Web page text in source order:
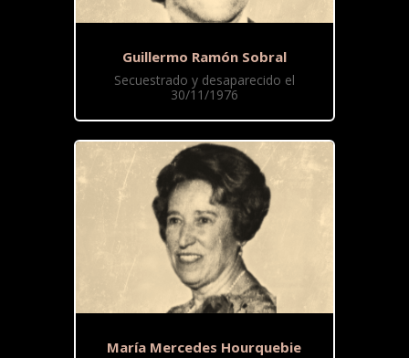
Guillermo Ramón Sobral
Secuestrado y desaparecido el
30/11/1976
María Mercedes Hourquebie